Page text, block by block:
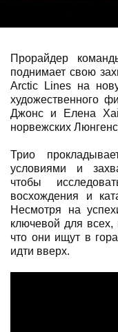
Прорайдер
поднимает свою
Arctic Lines на
художественного
Джонс и Елена
норвежских
Трио
условиями и
чтобы
восхождения и
Несмотря на
ключевой для
что они ищут в
идти вверх.